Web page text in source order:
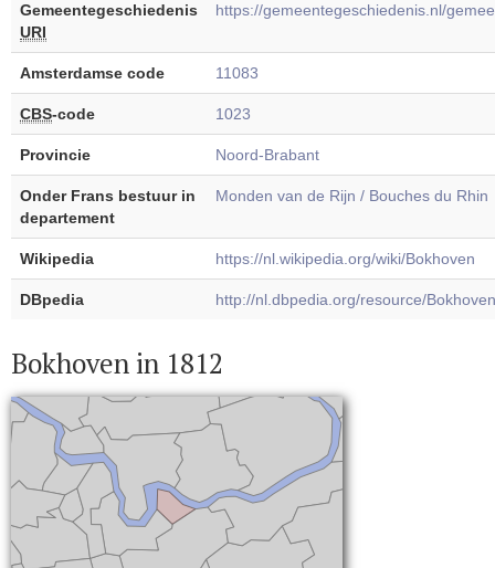
Gemeentegeschiedenis
URI
https://gemeentegeschiedenis.nl/
Amsterdamse code 11083
CBS-code 1023
Provincie Noord-Brabant
Onder Frans bestuur in
departement
Monden van de Rijn / Bouches du Rhin
Wikipedia https://nl.wikipedia.org/wiki/Bokhoven
DBpedia http://nl.dbpedia.org/resource/Bokhoven
Bokhoven in 1812